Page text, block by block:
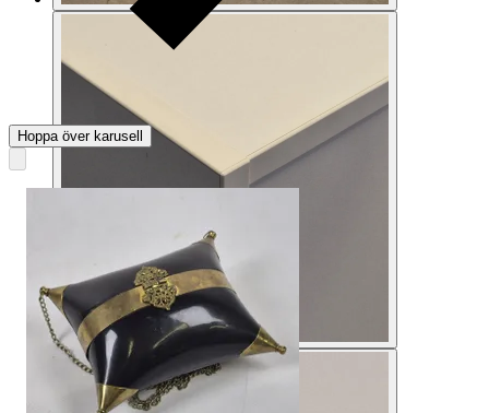
Hoppa över karusell